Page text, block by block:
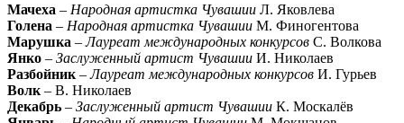
Мачеха – Народная артистка Чувашии Л. Яковлева
Голена – Народная артистка Чувашии М. Финогентова
Марушка –Лауреат международных конкурсов С. Волкова
Янко – Заслуженный артист Чувашии И. Николаев
Разбойник –Лауреат международных конкурсов И. Гурьев
Волк – В. Николаев
Декабрь – Заслуженный артист Чувашии К. Москалёв